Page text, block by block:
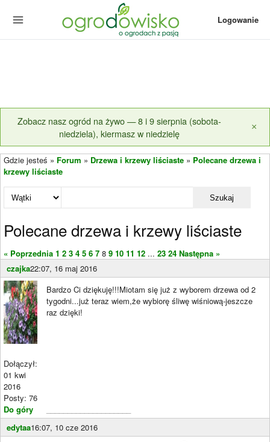
Logowanie
Zobacz nasz ogród na żywo — 8 i 9 sierpnia (sobota-
niedziela), kiermasz w niedzielę
×
Gdzie jesteś » Forum » Drzewa i krzewy liściaste » Polecane drzewa i
krzewy liściaste
Szukaj
Polecane drzewa i krzewy liściaste
« Poprzednia 1 2 3 4 5 6 7 8 9 10 11 12 ... 23 24 Następna »
czajka22:07, 16 maj 2016
Dołączył:
01 kwi
2016
Posty: 76
Do góry
Bardzo Ci dziękuję!!!Miotam się już z wyborem drzewa od 2
tygodni...już teraz wiem,że wybiorę śliwę wiśniową-jeszcze
raz dzięki!
edytaa16:07, 10 cze 2016